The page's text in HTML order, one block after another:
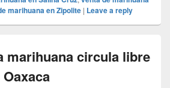
marihuana en Zipolite | Leave a reply
marihuana circula libre